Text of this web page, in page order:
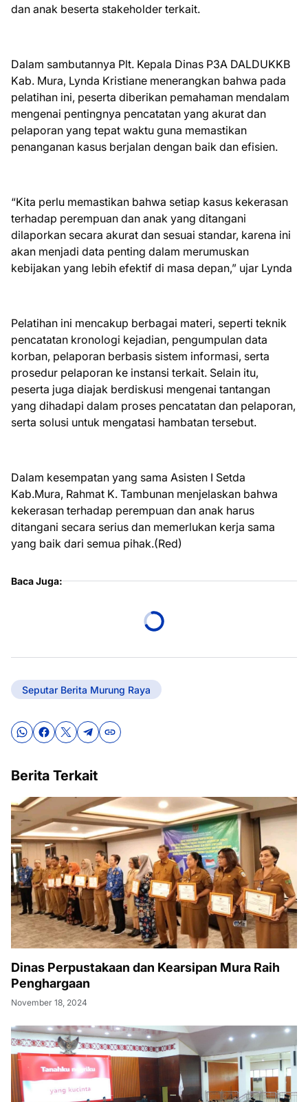
dan anak beserta stakeholder terkait.
Dalam sambutannya Plt. Kepala Dinas P3A DALDUKKB
Kab. Mura, Lynda Kristiane menerangkan bahwa pada
pelatihan ini, peserta diberikan pemahaman mendalam
mengenai pentingnya pencatatan yang akurat dan
pelaporan yang tepat waktu guna memastikan
penanganan kasus berjalan dengan baik dan efisien.
“Kita perlu memastikan bahwa setiap kasus kekerasan
terhadap perempuan dan anak yang ditangani
dilaporkan secara akurat dan sesuai standar, karena ini
akan menjadi data penting dalam merumuskan
kebijakan yang lebih efektif di masa depan,” ujar Lynda
Pelatihan ini mencakup berbagai materi, seperti teknik
pencatatan kronologi kejadian, pengumpulan data
korban, pelaporan berbasis sistem informasi, serta
prosedur pelaporan ke instansi terkait. Selain itu,
peserta juga diajak berdiskusi mengenai tantangan
yang dihadapi dalam proses pencatatan dan pelaporan,
serta solusi untuk mengatasi hambatan tersebut.
Dalam kesempatan yang sama Asisten I Setda
Kab.Mura, Rahmat K. Tambunan menjelaskan bahwa
kekerasan terhadap perempuan dan anak harus
ditangani secara serius dan memerlukan kerja sama
yang baik dari semua pihak.(Red)
Baca Juga:
Seputar Berita Murung Raya
Berita Terkait
Dinas Perpustakaan dan Kearsipan Mura Raih
Penghargaan
November 18, 2024